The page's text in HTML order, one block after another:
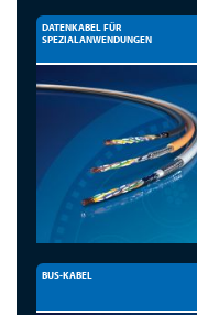
DATENKABEL FÜR
SPEZIALANWENDUNGEN
BUS-KABEL